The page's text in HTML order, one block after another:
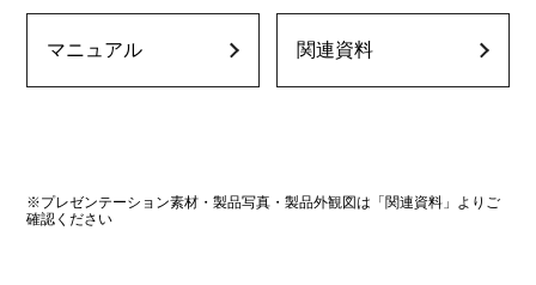
マニュアル 関連資料
※プレゼンテーション素材・製品写真・製品外観図は「関連資料」よりご
確認ください